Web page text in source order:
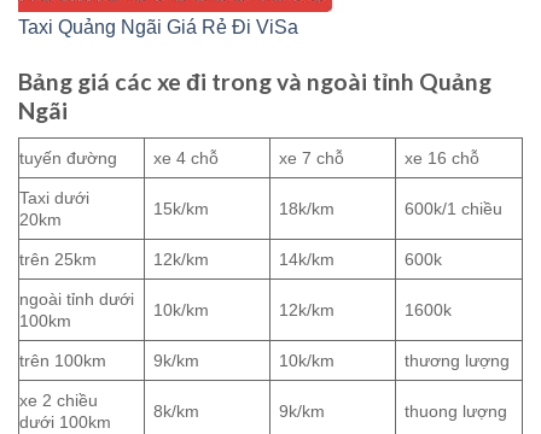
Taxi Quảng Ngãi Giá Rẻ Đi ViSa
Bảng giá các xe đi trong và ngoài tỉnh Quảng
Ngãi
tuyến đường xe 4 chỗ xe 7 chỗ xe 16 chỗ
Taxi dưới
20km
15k/km 18k/km 600k/1 chiều
trên 25km 12k/km 14k/km 600k
ngoài tỉnh dưới
100km
10k/km 12k/km 1600k
trên 100km 9k/km 10k/km thương lượng
xe 2 chiều
dưới 100km
8k/km 9k/km thuong lượng